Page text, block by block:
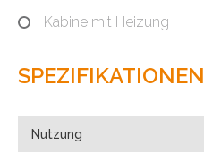
Kabine mit Heizung
SPEZIFIKATIONEN
Nutzung